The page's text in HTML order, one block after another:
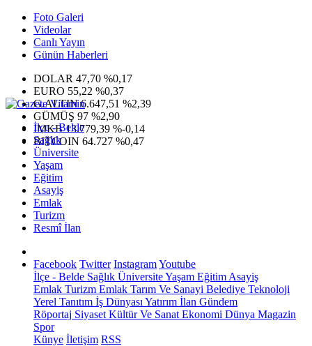
Foto Galeri
Videolar
Canlı Yayın
Günün Haberleri
DOLAR 47,70 %0,17
EURO 55,22 %0,37
G.ALTIN6.647,51 %2,39
GÜMÜŞ 97 %2,90
IMKB13.779,39 %-0,14
BITCOIN 64.727 %0,47
İlçe - Belde
Sağlık
Üniversite
Yaşam
Eğitim
Asayiş
Emlak
Turizm
Resmî İlan
Facebook Twitter InstagramYoutube
İlçe - Belde Sağlık ÜniversiteYaşam Eğitim Asayiş
Emlak Turizm Emlak Tarım Ve Sanayi Belediye Teknoloji
Yerel Tanıtım İş Dünyası Yatırım İlan Gündem
Röportaj Siyaset Kültür Ve Sanat Ekonomi Dünya Magazin
Spor
Künye İletişim RSS